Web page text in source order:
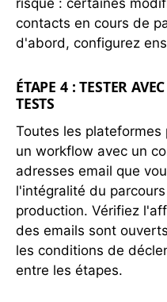
contacts en cours de
d'abord, configurez
ÉTAPE 4 : TESTER
TESTS
Toutes les
un workflow avec un
adresses email que
l'intégralité du
production. Vérifiez
des emails sont
les conditions de
entre les étapes.